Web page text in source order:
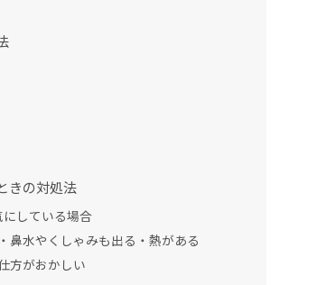
きの対処法
している場合
鼻水やくしゃみも出る・熱がある
方がおかしい